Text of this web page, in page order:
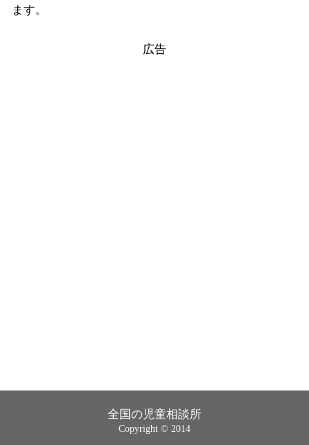
全国の児童相談所
Copyright © 2014